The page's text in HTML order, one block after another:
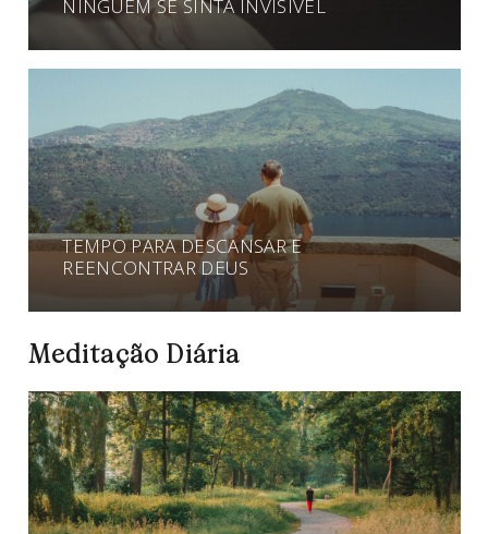
NINGUÉM SE SINTA INVISÍVEL
TEMPO PARA DESCANSAR E
REENCONTRAR DEUS
Meditação Diária